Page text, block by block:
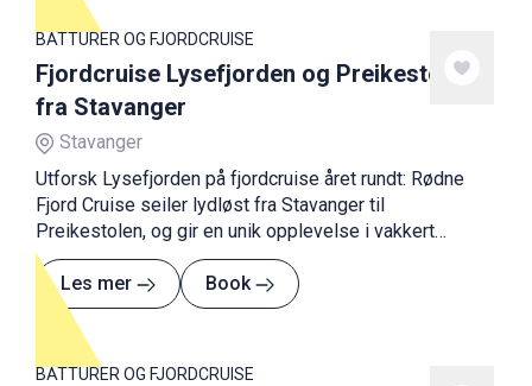
BÅTTURER OG FJORDCRUISE
Fjordcruise Lysefjorden og Preikestolen
fra Stavanger
Stavanger
Utforsk Lysefjorden på fjordcruise året rundt: Rødne
Fjord Cruise seiler lydløst fra Stavanger til
Preikestolen, og gir en unik opplevelse i vakkert
landskap.
Les mer
Book
BÅTTURER OG FJORDCRUISE